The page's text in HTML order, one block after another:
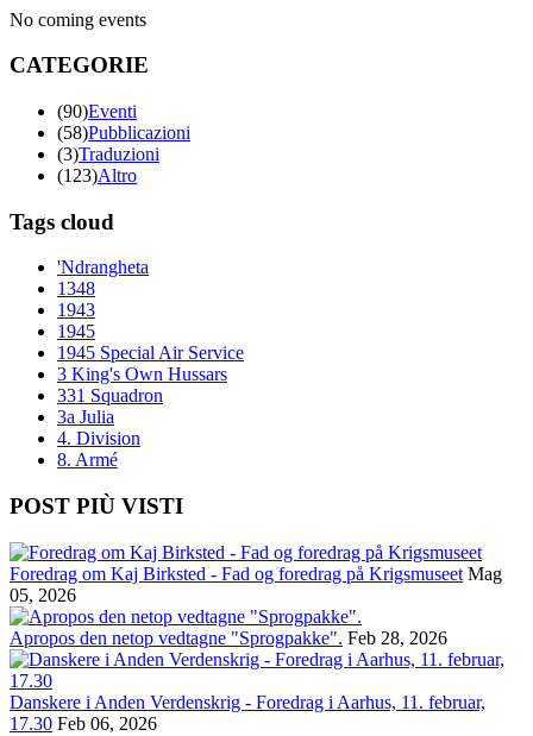
No coming events
CATEGORIE
(90)Eventi
(58)Pubblicazioni
(3)Traduzioni
(123)Altro
Tags cloud
'Ndrangheta
1348
1943
1945
1945 Special Air Service
3 King's Own Hussars
331 Squadron
3a Julia
4. Division
8. Armé
POST PIÙ VISTI
Foredrag om Kaj Birksted - Fad og foredrag på Krigsmuseet Mag
05, 2026
Apropos den netop vedtagne "Sprogpakke". Feb 28, 2026
Danskere i Anden Verdenskrig - Foredrag i Aarhus, 11. februar,
17.30 Feb 06, 2026